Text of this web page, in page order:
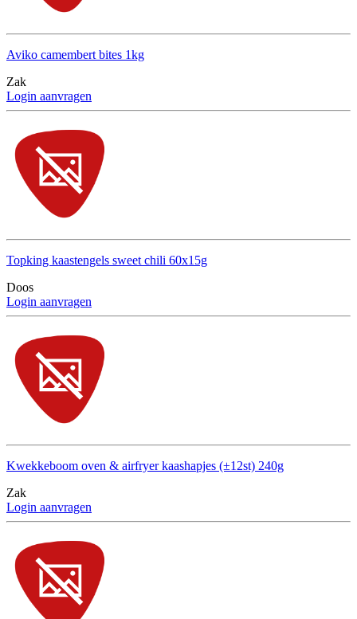
Aviko camembert bites 1kg
Zak
Login aanvragen
Topking kaastengels sweet chili 60x15g
Doos
Login aanvragen
Kwekkeboom oven & airfryer kaashapjes (±12st) 240g
Zak
Login aanvragen